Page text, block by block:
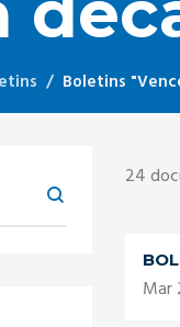
Boletins
24
Mar